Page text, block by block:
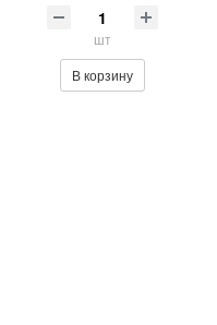
шт
В корзину